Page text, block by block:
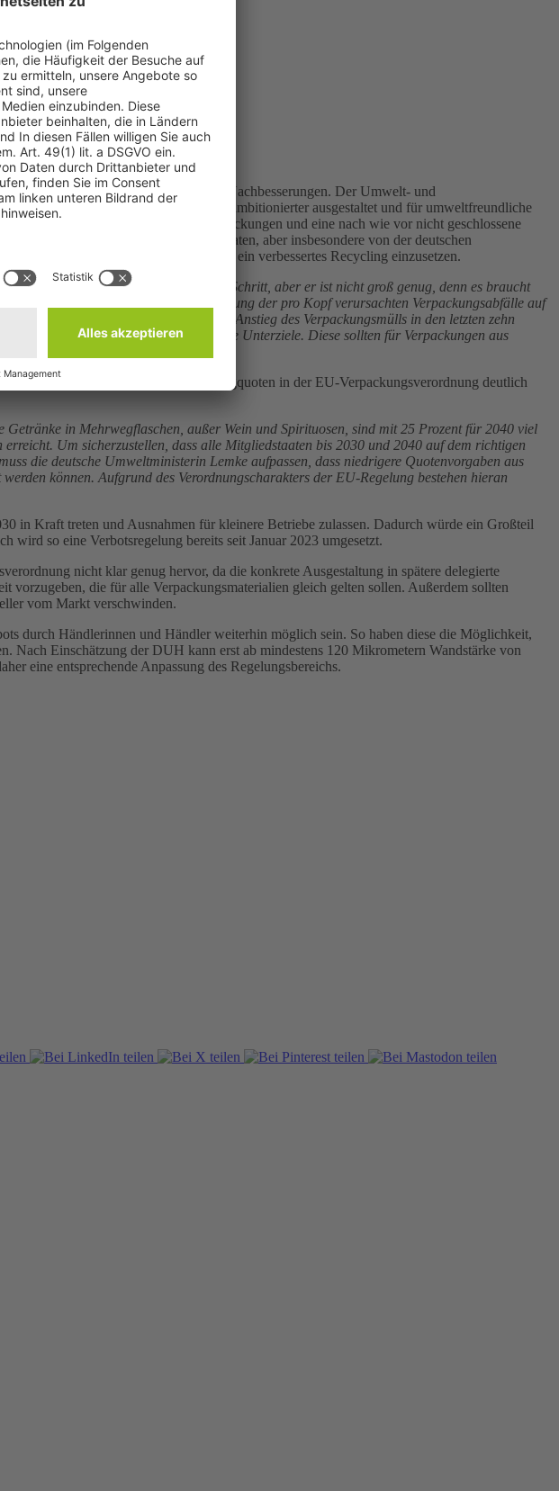
© DUH
Verpackungsverordnung deutliche Nachbesserungen. Der Umwelt- und
allerdings muss dieses deutlich ambitionierter ausgestaltet und für umweltfreundliche
zur Recyclingfähigkeit von Verpackungen und eine nach wie vor nicht geschlossene
der EU-Mitgliedstaaten, aber insbesondere von der deutschen
für mehr Mehrweg und ein verbessertes Recycling einzusetzen.
festlegen will, ist zwar ein wichtiger Schritt, aber er ist nicht groß genug, denn es braucht
der Kommission ist eine Begrenzung der pro Kopf verursachten Verpackungsabfälle auf
eine Einsparung erreichen, die den Anstieg des Verpackungsmülls in den letzten zehn
es zusätzlich materialspezifische Unterziele. Diese sollten für Verpackungen aus
Deshalb müssen die Mehrwegquoten in der EU-Verpackungsverordnung deutlich
Getränke in Mehrwegflaschen, außer Wein und Spirituosen, sind mit 25 Prozent für 2040 viel
Um sicherzustellen, dass alle Mitgliedstaaten bis 2030 und 2040 auf dem richtigen
die deutsche Umweltministerin Lemke aufpassen, dass niedrigere Quotenvorgaben aus
können. Aufgrund des Verordnungscharakters der EU-Regelung bestehen hieran
in Kraft treten und Ausnahmen für kleinere Betriebe zulassen. Dadurch würde ein Großteil
wird so eine Verbotsregelung bereits seit Januar 2023 umgesetzt.
nicht klar genug hervor, da die konkrete Ausgestaltung in spätere delegierte
die für alle Verpackungsmaterialien gleich gelten sollen. Außerdem sollten
vom Markt verschwinden.
durch Händlerinnen und Händler weiterhin möglich sein. So haben diese die Möglichkeit,
Nach Einschätzung der DUH kann erst ab mindestens 120 Mikrometern Wandstärke von
eine entsprechende Anpassung des Regelungsbereichs.